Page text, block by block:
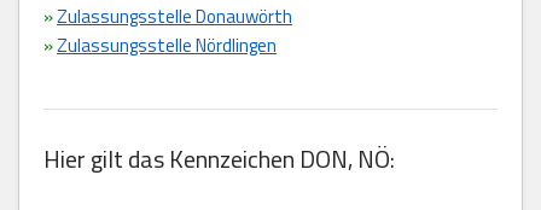
»Zulassungsstelle Donauwörth
»Zulassungsstelle Nördlingen
Hier gilt das Kennzeichen DON, NÖ: